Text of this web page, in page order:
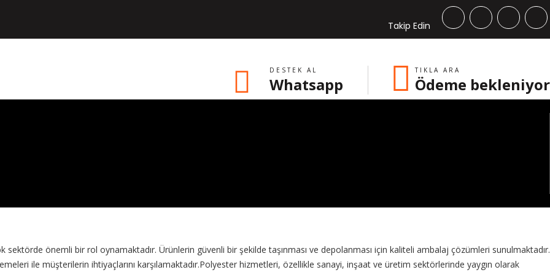
Takip Edin
DESTEK AL
Whatsapp
TIKLA ARA
Ödeme bekleniyor
önemli bir rol oynamaktadır. Ürünlerin güvenli bir şekilde taşınması ve depolanması için kaliteli ambalaj çözümleri sunulmaktadır.
ile müşterilerin ihtiyaçlarını karşılamaktadır.Polyester hizmetleri, özellikle sanayi, inşaat ve üretim sektörlerinde yaygın olarak